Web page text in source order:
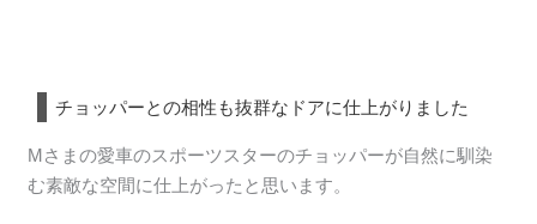
チョッパーとの相性も抜群なドアに仕上がりました
Mさまの愛車のスポーツスターのチョッパーが自然に馴染
む素敵な空間に仕上がったと思います。